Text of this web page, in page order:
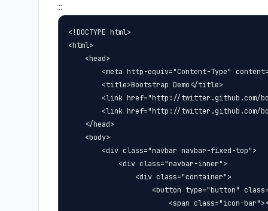
::
<!DOCTYPE html>
<html>
    <head>
<meta http-equiv="Content-Type"
        <title>Bootstrap Demo</title>
<link href="http://twitter.github.com/
<link href="http://twitter.github.com/
    </head>
    <body>
        <div class="navbar navbar-fixed-top">
            <div class="navbar-inner">
                <div class="container">
<button type="button"
<span class="icon-